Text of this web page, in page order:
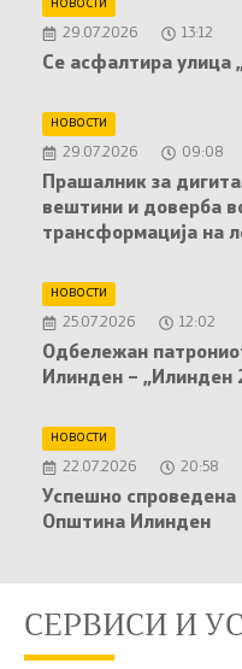
НОВОСТИ
29.07.2026 13:12
Се асфалтира улица
НОВОСТИ
29.07.2026 09:08
Прашалник за
вештини и доверба
трансформација на
НОВОСТИ
25.07.2026 12:02
Oдбележан
Илинден – „Илинден
НОВОСТИ
22.07.2026 20:58
Успешно спроведена
Општина Илинден
СЕРВИСИ И